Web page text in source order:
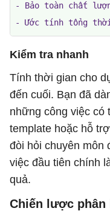
- Bảo toàn chất
- Ước tính tổng
Kiểm tra nhanh
Tính thời gian cho
đến cuối. Bạn đã
những công việc có
template hoặc hỗ
đòi hỏi chuyên môn
việc đầu tiên chính
quả.
Chiến lược phân